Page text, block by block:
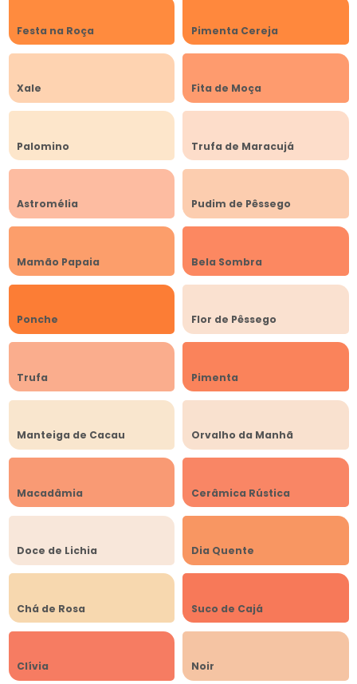
Festa na Roça Pimenta Cereja
Xale Fita de Moça
Palomino Trufa de Maracujá
Astromélia Pudim de Pêssego
Mamão Papaia Bela Sombra
Ponche Flor de Pêssego
Trufa Pimenta
Manteiga de Cacau Orvalho da Manhã
Macadâmia Cerâmica Rústica
Doce de Lichia Dia Quente
Chá de Rosa Suco de Cajá
Clívia Noir